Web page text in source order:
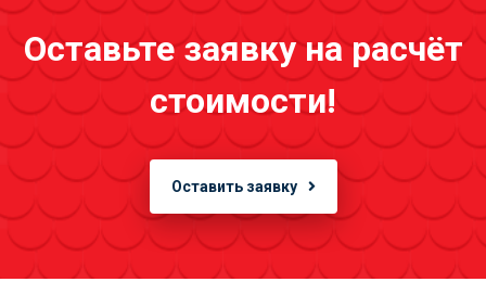
Оставьте заявку на расчёт
стоимости!
Оставить заявку